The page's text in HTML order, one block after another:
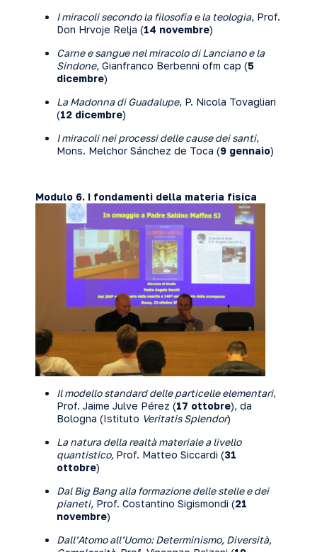
I miracoli secondo la filosofia e la teologia, Prof.
Don Hrvoje Relja (14 novembre)
Carne e sangue nel miracolo di Lanciano e la
Sindone, Gianfranco Berbenni ofm cap (5
dicembre)
La Madonna di Guadalupe, P. Nicola Tovagliari
(12 dicembre)
I miracoli nei processi delle cause dei santi,
Mons. Melchor Sánchez de Toca (9 gennaio)
Modulo 6. I fondamenti della materia fisica
Il modello standard delle particelle elementari,
Prof. Jaime Julve Pérez (17 ottobre), da
Bologna (Istituto Veritatis Splendor)
La natura della realtà materiale a livello
quantistico, Prof. Matteo Siccardi (31
ottobre)
Dal Big Bang alla formazione delle stelle e dei
pianeti, Prof. Costantino Sigismondi (21
novembre)
Dall’Atomo all’Uomo: Determinismo, Diversità,